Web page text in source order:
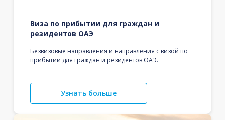
Виза по прибытии для граждан и
резидентов ОАЭ
Безвизовые направления и направления с визой по
прибытии для граждан и резидентов ОАЭ.
Узнать больше